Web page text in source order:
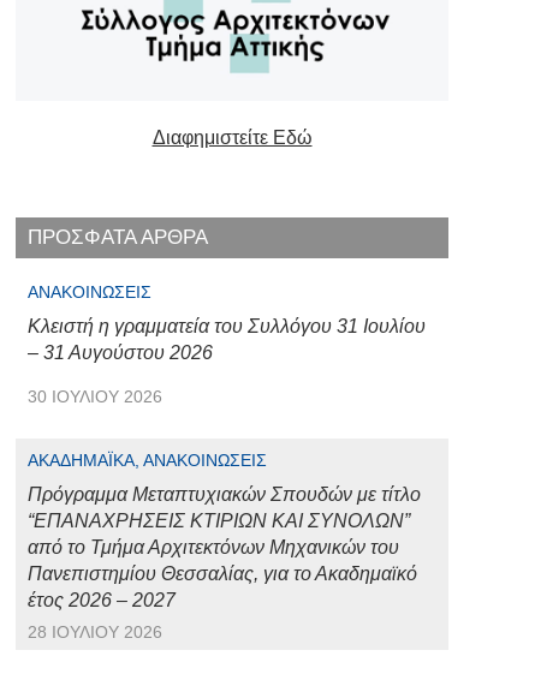
Διαφημιστείτε Εδώ
ΠΡΟΣΦΑΤΑ ΑΡΘΡΑ
ΑΝΑΚΟΙΝΏΣΕΙΣ
Κλειστή η γραμματεία του Συλλόγου 31 Ιουλίου
– 31 Αυγούστου 2026
30 ΙΟΥΛΊΟΥ 2026
ΑΚΑΔΗΜΑΪΚΆ, ΑΝΑΚΟΙΝΏΣΕΙΣ
Πρόγραμμα Μεταπτυχιακών Σπουδών με τίτλο
“ΕΠΑΝΑΧΡΗΣΕΙΣ ΚΤΙΡΙΩΝ ΚΑΙ ΣΥΝΟΛΩΝ”
από το Τμήμα Αρχιτεκτόνων Μηχανικών του
Πανεπιστημίου Θεσσαλίας, για το Ακαδημαϊκό
έτος 2026 – 2027
28 ΙΟΥΛΊΟΥ 2026